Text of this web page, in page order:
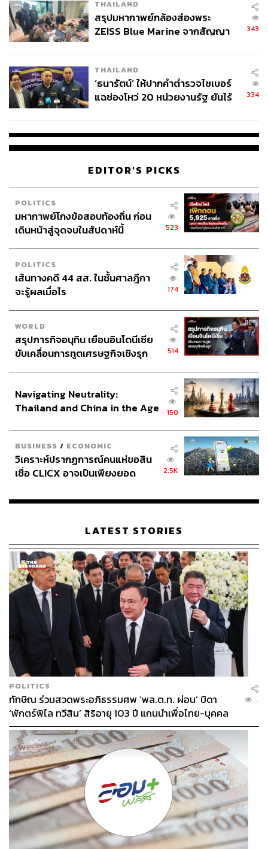
ภาพ: Netflix
TAGS: ซีรีส์ ภาคภูมิ วงศ์ภูมิ ซีรีส์ไทย DELETE Netflix
1.6K
ABOUT THE AUTHOR
สุพัฒน์ ศิวะพรพันธ์
Content Creator ผู้หลงใหลในทุกศาสตร์และ
วัฒนธรรมของประเทศญี่ปุ่น
THAILAND
สรุปมหากาพย์กล้องส่องพระ
ZEISS Blue Marine จากสัญญา
จ่ายหนี้-แอบระบุแบรนด์
343
THAILAND
‘ธนารัตน์’ ให้ปากคำตำรวจไซเบอร์
แฉช่องโหว่ 20 หน่วยงานรัฐ ยันไร้
334
EDITOR'S PICKS
POLITICS
มหากาพย์โกงข้อสอบท้องถิ่น ก่อน
เดินหน้าสู่จุดจบในสัปดาห์นี้
523
POLITICS
เส้นทางคดี 44 สส. ในชั้นศาลฎีกา
จะรู้ผลเมื่อไร
174
WORLD
สรุปภารกิจอนุทิน เยือนอินโดนีเซีย
ขับเคลื่อนการทูตเศรษฐกิจเชิงรุก
514
Navigating Neutrality:
Thailand and China in the Age
150
BUSINESS / ECONOMIC
วิเคราะห์ปรากฏการณ์คนแห่ขอสิน
เชื่อ CLICX อาจเป็นเพียงยอด
เรือนไทยที่ถูกซุกไว้
2.5K
LATEST STORIES
POLITICS
ทักษิณ ร่วมสวดพระอภิธรรมศพ ‘พล.ต.ท. ผ่อน’ บิดา
‘พักตร์พิไล ทวีสิน’ สิริอายุ 103 ปี แกนนำเพื่อไทย-บุคคล
หลากวงการร่วมอาลัย
...